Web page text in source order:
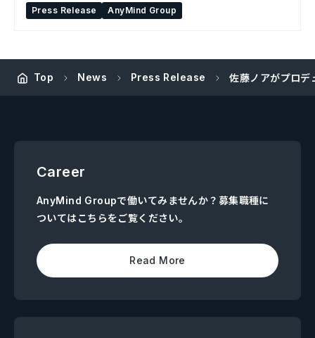
Press Release
AnyMind Group
Top News Press Release 佐藤ノアがプロ
Career
AnyMind Groupで働いてみませんか？募集職種に
ついてはこちらをご覧ください。
Read More